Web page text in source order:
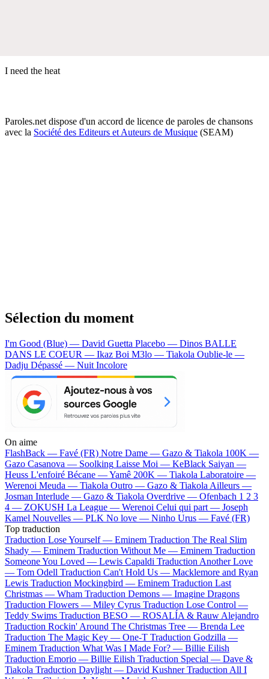
I need the heat
Paroles.net dispose d'un accord de licence de paroles de chansons
avec la Société des Editeurs et Auteurs de Musique (SEAM)
Sélection du moment
I'm Good (Blue) — David Guetta Placebo — Dinos BALLE
DANS LE COEUR — Ikaz Boi M3lo — Tiakola Oublie-le —
Dadju Dépassé — Nuit Incolore
On aime
FlashBack — Favé (FR) Notre Dame — Gazo & Tiakola 100K —
Gazo Casanova — Soolking Laisse Moi — KeBlack Saiyan —
Heuss L'enfoiré Bécane —Yamê 200K — Tiakola Laboratoire —
Werenoi Meuda — Tiakola Outro — Gazo & Tiakola Ailleurs —
Josman Interlude — Gazo & Tiakola Overdrive — Ofenbach 1 2 3
4 — ZOKUSH La League — Werenoi Celui qui part — Joseph
Kamel Nouvelles — PLK No love — Ninho Urus — Favé (FR)
Top traduction
Traduction Lose Yourself — Eminem Traduction The Real Slim
Shady — Eminem Traduction Without Me — Eminem Traduction
Someone You Loved — Lewis Capaldi Traduction Another Love
— Tom Odell Traduction Can't Hold Us — Macklemore and Ryan
Lewis Traduction Mockingbird — Eminem Traduction Last
Christmas — Wham Traduction Demons — Imagine Dragons
Traduction Flowers — Miley Cyrus Traduction Lose Control —
Teddy Swims Traduction BESO — ROSALÍA & Rauw Alejandro
Traduction Rockin' Around The Christmas Tree — Brenda Lee
Traduction The Magic Key — One-T Traduction Godzilla —
Eminem Traduction What Was I Made For? — Billie Eilish
Traduction Emorio — Billie Eilish Traduction Special — Dave &
Tiakola Traduction Daylight — David Kushner Traduction All I